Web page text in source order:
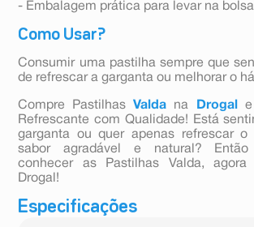
- Embalagem prática para levar na
Como Usar?
Consumir uma pastilha sempre que
de refrescar a garganta ou melhorar o
Compre PastilhasValda na Drogal
Refrescante com Qualidade! Está
garganta ou quer apenas refrescar
sabor agradável e natural?
conhecer as Pastilhas Valda, agora
Drogal!
Especificações